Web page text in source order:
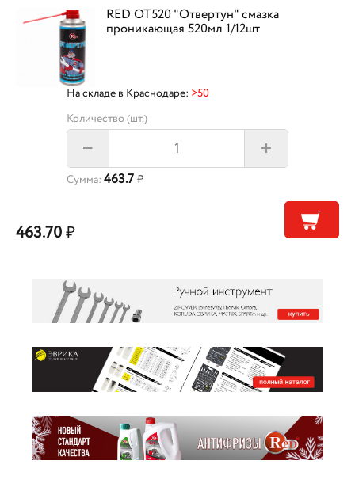
RED OT520 "Отвертун" смазка
проникающая 520мл 1/12шт
На складе в Краснодаре: >50
Количество (шт.)
– +
Сумма: 463.7 ₽
463.70₽